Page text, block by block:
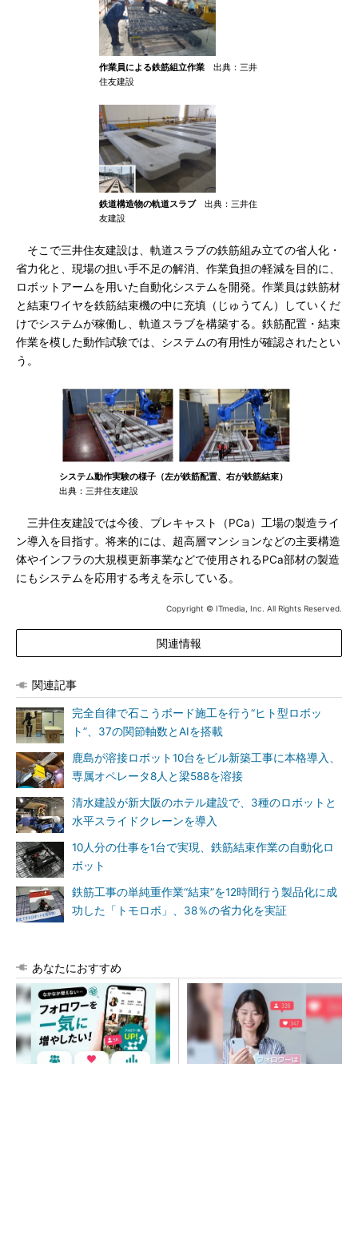
作業員による鉄筋組立作業 出典：三井
住友建設
鉄道構造物の軌道スラブ出典：三井住
友建設
そこで三井住友建設は、軌道スラブの鉄筋組み立ての省人化・
省力化と、現場の担い手不足の解消、作業負担の軽減を目的に、
ロボットアームを用いた自動化システムを開発。作業員は鉄筋材
と結束ワイヤを鉄筋結束機の中に充填（じゅうてん）していくだ
けでシステムが稼働し、軌道スラブを構築する。鉄筋配置・結束
作業を模した動作試験では、システムの有用性が確認されたとい
う。
システム動作実験の様子（左が鉄筋配置、右が鉄筋結束）
出典：三井住友建設
三井住友建設では今後、プレキャスト（PCa）工場の製造ライ
ン導入を目指す。将来的には、超高層マンションなどの主要構造
体やインフラの大規模更新事業などで使用されるPCa部材の製造
にもシステムを応用する考えを示している。
Copyright © ITmedia, Inc. All Rights Reserved.
関連情報
関連記事
完全自律で石こうボード施工を行う“ヒト型ロボッ
ト”、37の関節軸数とAIを搭載
鹿島が溶接ロボット10台をビル新築工事に本格導入、
専属オペレータ8人と梁588を溶接
清水建設が新大阪のホテル建設で、3種のロボットと
水平スライドクレーンを導入
10人分の仕事を1台で実現、鉄筋結束作業の自動化ロ
ボット
鉄筋工事の単純重作業“結束”を12時間行う製品化に成
功した「トモロボ」、38％の省力化を実証
あなたにおすすめ